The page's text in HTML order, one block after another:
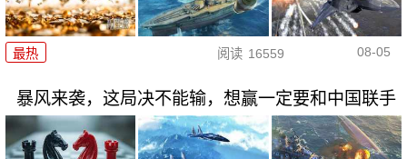
最热 阅读 16559 08-05
暴风来袭，这局决不能输，想赢一定要和中国联手